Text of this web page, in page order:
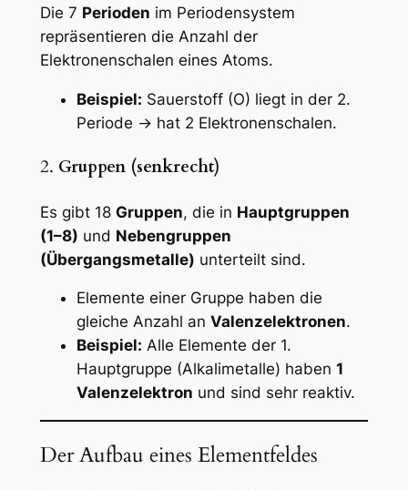
Die 7 Perioden im Periodensystem
repräsentieren die Anzahl der
Elektronenschalen eines Atoms.
Beispiel: Sauerstoff (O) liegt in der 2.
Periode → hat 2 Elektronenschalen.
2. Gruppen (senkrecht)
Es gibt 18 Gruppen, die in Hauptgruppen
(1–8) und Nebengruppen
(Übergangsmetalle) unterteilt sind.
Elemente einer Gruppe haben die
gleiche Anzahl an Valenzelektronen.
Beispiel: Alle Elemente der 1.
Hauptgruppe (Alkalimetalle) haben 1
Valenzelektron und sind sehr reaktiv.
Der Aufbau eines Elementfeldes